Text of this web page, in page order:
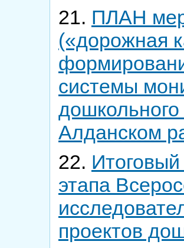
21. ПЛАН
(«дорожная
системы
Алданском
22.
этапа
проектов